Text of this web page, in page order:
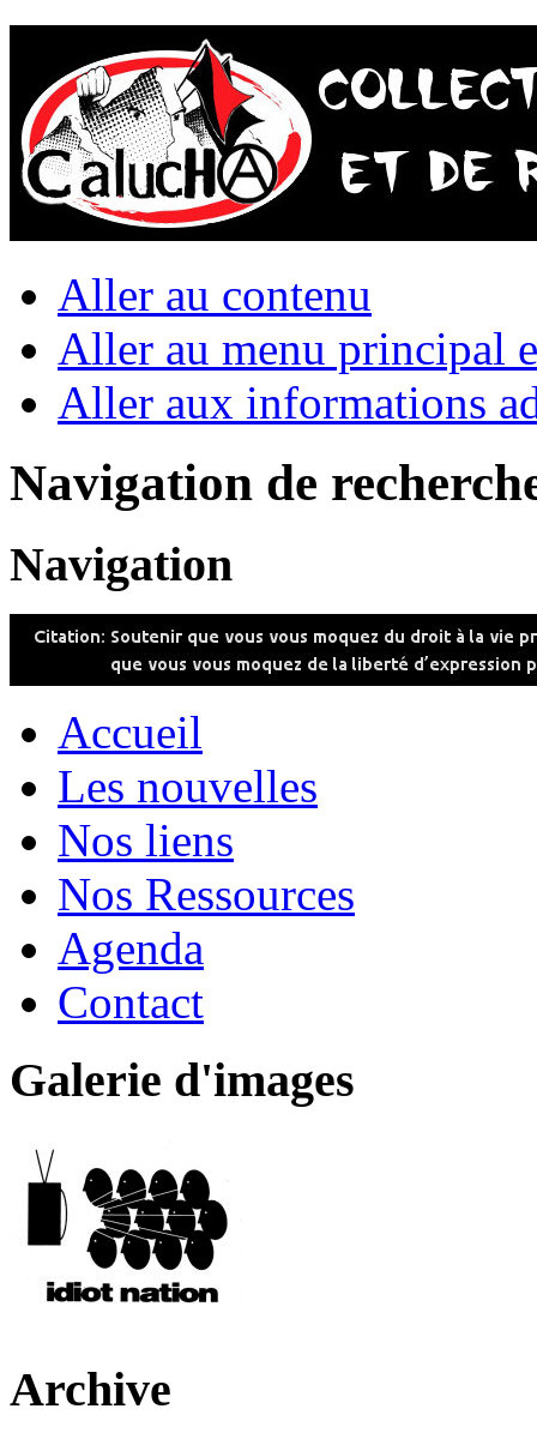
Aller au contenu
Aller au menu principal
Aller aux informations
Navigation de
Navigation
Accueil
Les nouvelles
Nos liens
Nos Ressources
Agenda
Contact
Galerie d'images
Archive